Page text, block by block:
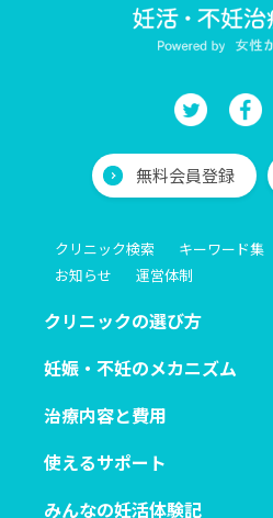
無料会員登録
クリニック検索 キーワード集
お知らせ
運営体制
クリニックの選び方
妊娠・不妊のメカニズム
治療内容と費用
使えるサポート
みんなの妊活体験記